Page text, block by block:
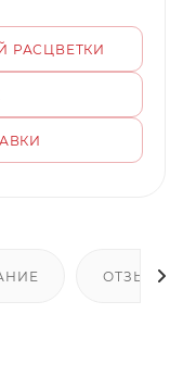
РАСЦВЕТКИ
ОТЗЫВЫ